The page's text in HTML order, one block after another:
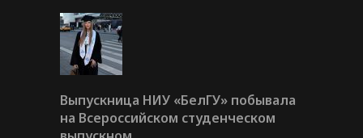
Выпускница НИУ «БелГУ» побывала
на Всероссийском студенческом